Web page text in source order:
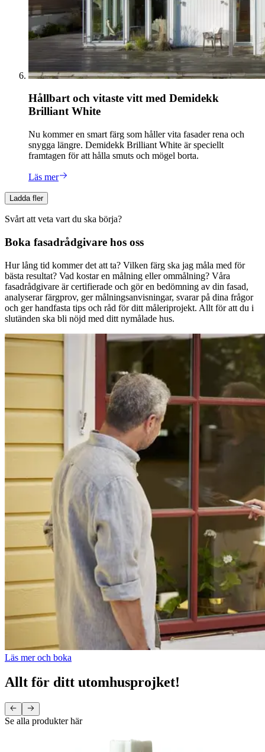
Hållbart och vitaste vitt med Demidekk
Brilliant White
Nu kommer en smart färg som håller vita fasader rena och
snygga längre. Demidekk Brilliant White är speciellt
framtagen för att hålla smuts och mögel borta.
Läs mer
Ladda fler
Svårt att veta vart du ska börja?
Boka fasadrådgivare hos oss
Hur lång tid kommer det att ta? Vilken färg ska jag måla med för
bästa resultat? Vad kostar en målning eller ommålning? Våra
fasadrådgivare är certifierade och gör en bedömning av din fasad,
analyserar färgprov, ger målningsanvisningar, svarar på dina frågor
och ger handfasta tips och råd för ditt måleriprojekt. Allt för att du i
slutänden ska bli nöjd med ditt nymålade hus.
Läs mer och boka
Allt för ditt utomhusprojket!
Se alla produkter här